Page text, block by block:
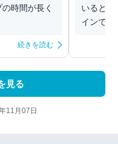
時間が長く
続きを読む
いると癒
インで、
見る
11月07日